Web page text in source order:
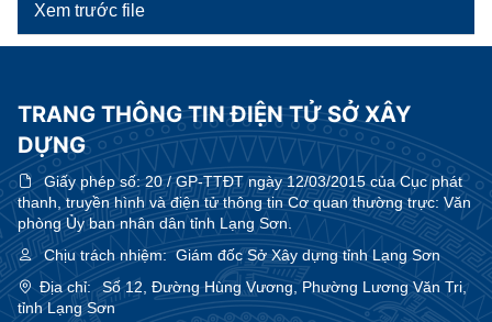
Xem trước file
TRANG THÔNG TIN ĐIỆN TỬ SỞ XÂY
DỰNG
Giấy phép số:20 / GP-TTĐT ngày 12/03/2015 của Cục phát
thanh, truyền hình và điện tử thông tin Cơ quan thường trực: Văn
phòng Ủy ban nhân dân tỉnh Lạng Sơn.
Chịu trách nhiệm:Giám đốc Sở Xây dựng tỉnh Lạng Sơn
Địa chỉ:
Số 12, Đường Hùng Vương, Phường Lương Văn Tri,
tỉnh Lạng Sơn